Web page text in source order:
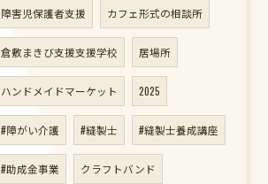
障害児保護者支援 カフェ形式の相談所
倉敷まきび支援支援学校 居場所
ハンドメイドマーケット 2025
#障がい介護 #縫製士 #縫製士養成講座
#助成金事業 クラフトバンド